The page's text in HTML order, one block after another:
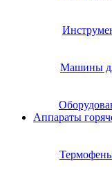
Машины
Аппараты